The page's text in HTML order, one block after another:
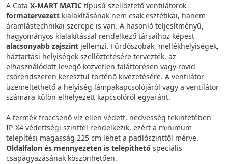
A Cata X-MART MATIC típusú szellőztető ventilátorok
formatervezett kialakításának nem csak esztétikai, hanem
áramlástechnikai szerepe is van. A hasonló teljesítményű,
hagyományos kialakítással rendelkező társaihoz képest
alacsonyabb zajszint jellemzi. Fürdőszobák, mellékhelyiségek,
háztartási helyiségek szellőztetésére tervezték, az
elhasználódott levegő közvetlen faláttörésen vagy rövid
csőrendszeren keresztül történő kivezetésére. A ventilátor
üzemeltethető a helyiség lámpakapcsolójáról vagy a ventilátor
számára külön elhelyezett kapcsolóról egyaránt.
A termék fröccsenő víz ellen védett, nedvesség tekintetében
IP-X4 védettségi szinttel rendelkezik, ezért a minimum
telepítési magasság 225 cm lehet a padlószinttől mérve.
Oldalfalon és mennyezeten is telepíthető speciális
csapágyazásának köszönhetően.